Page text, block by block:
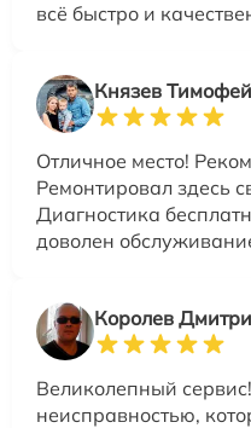
всё быстро и
Князев Тимофей
Отличное место!
Ремонтировал здесь
Диагностика
доволен
Королев
Великолепный
неисправностью,